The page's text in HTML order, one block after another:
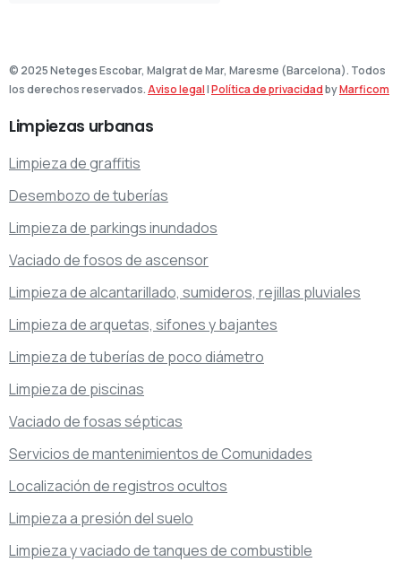
© 2025 Neteges Escobar, Malgrat de Mar, Maresme (Barcelona). Todos
los derechos reservados.Aviso legal|Política de privacidadbyMarficom
Limpiezas urbanas
Limpieza de graffitis
Desembozo de tuberías
Limpieza de parkings inundados
Vaciado de fosos de ascensor
Limpieza de alcantarillado, sumideros, rejillas pluviales
Limpieza de arquetas, sifones y bajantes
Limpieza de tuberías de poco diámetro
Limpieza de piscinas
Vaciado de fosas sépticas
Servicios de mantenimientos de Comunidades
Localización de registros ocultos
Limpieza a presión del suelo
Limpieza y vaciado de tanques de combustible